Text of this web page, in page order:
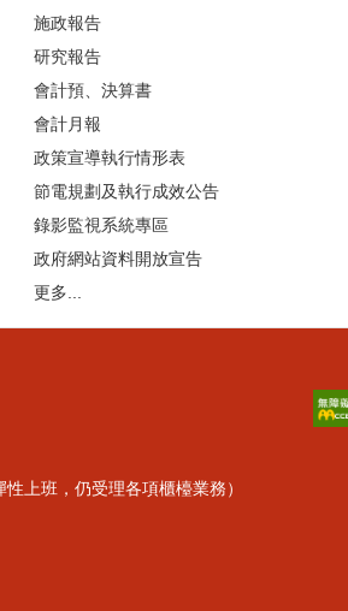
施政報告
研究報告
會計預、決算書
會計月報
政策宣導執行情形表
節電規劃及執行成效公告
錄影監視系統專區
政府網站資料開放宣告
更多...
上班，仍受理各項櫃檯業務）